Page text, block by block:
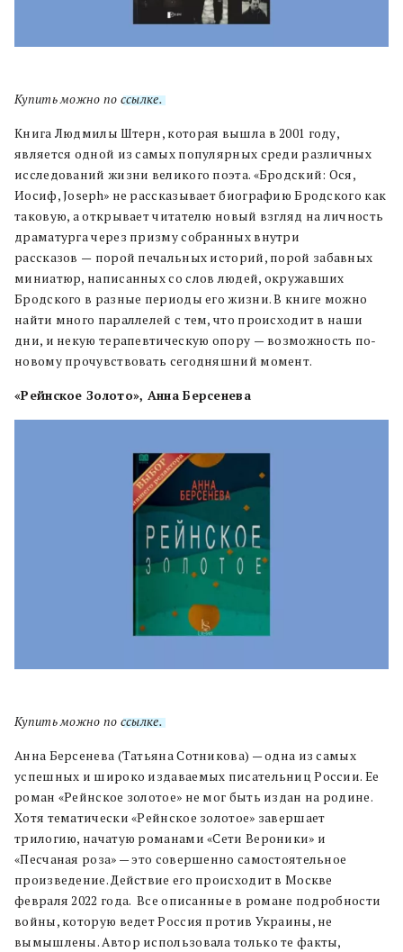
Купить можно по ссылке.
Книга Людмилы Штерн, которая вышла в 2001 году,
является одной из самых популярных среди различных
исследований жизни великого поэта. «Бродский: Ося,
Иосиф, Joseph» не рассказывает биографию Бродского как
таковую, а открывает читателю новый взгляд на личность
драматурга через призму собранных внутри
рассказов — порой печальных историй, порой забавных
миниатюр, написанных со слов людей, окружавших
Бродского в разные периоды его жизни. В книге можно
найти много параллелей с тем, что происходит в наши
дни, и некую терапевтическую опору —возможность по-
новому прочувствовать сегодняшний момент.
«Рейнское Золото», Анна Берсенева
Купить можно по ссылке.
Анна Берсенева (Татьяна Сотникова) — одна из самых
успешных и широко издаваемых писательниц России. Ее
роман «Рейнское золотое» не мог быть издан на родине.
Хотя тематически «Рейнское золотое» завершает
трилогию, начатую романами «Сети Вероники» и
«Песчаная роза» — это совершенно самостоятельное
произведение. Действие его происходит в Москве
февраля 2022 года. Все описанные в романе подробности
войны, которую ведет Россия против Украины, не
вымышлены. Автор использовала только те факты,